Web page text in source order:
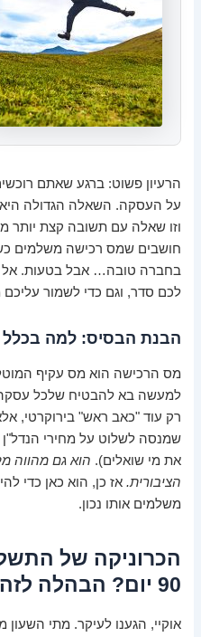
הרעיון פשוט: ברגע שאתם
על העסקה. השאלה הגדולה
וזו שאלה עם תשובה קצת
חושבים שמס רכישה משלמים
בחברה טובה… אבל בטעות. אל
לכם סדר, וגם כדי לשמור עליכם
הבנת הבסיס: למה
מס הרכישה הוא מס עקיף
למעשה בא להבטיח שלכל עסקה
רק עוד "כאב ראש" בירוקרטי,
שמנסה לשלוט על מחירי
את מי שואלים). הוא גם מהווה
הציבורית. אז כן, הוא כאן כדי
משלמים אותו נכון.
90 יום? הבהלה לזהב… או לכסף?
אוקיי, הגענו לעיקר. מתי